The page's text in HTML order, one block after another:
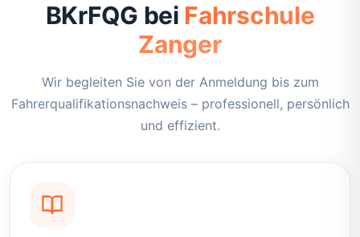
BKrFQG bei Fahrschule
Zanger
Wir begleiten Sie von der Anmeldung bis zum
Fahrerqualifikationsnachweis – professionell, persönlich
und effizient.